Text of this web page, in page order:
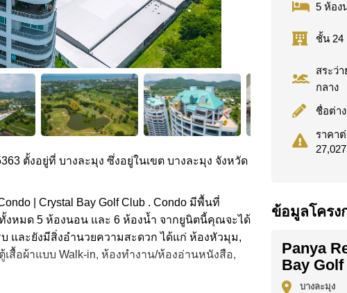
ตั้งอยู่ที่ บางละมุง ซึ่งอยู่ในเขต บางละมุง จังหวัด
| Crystal Bay Golf Club . Condo มีพื้นที่
งหมด 5 ห้องนอน และ 6 ห้องน้ำ จากยูนิตนี้คุณจะได้
และยังมีสิ่งอำนวยความสะดวก ได้แก่ ห้องหัวมุม,
สื้อผ้าแบบ Walk-in, ห้องทำงาน/ห้องอ่านหนังสือ,
5 ห้อง
ชั้น 24
สระว่
กลาง
ชื่อต่า
ราคา
27,027
ข้อมูลโครง
Panya
Bay
บางละมุง